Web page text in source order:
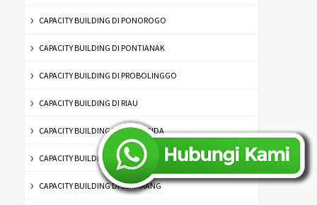
CAPACITY BUILDING DI PONOROGO
CAPACITY BUILDING DI PONTIANAK
CAPACITY BUILDING DI PROBOLINGGO
CAPACITY BUILDING DI RIAU
CAPACITY BUILDING DI SAMARINDA
CAPACITY BUILDING DI SAMPANG
CAPACITY BUILDING DI SEMARANG